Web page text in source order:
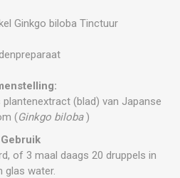
Ginkgo biloba Tinctuur
(blad) van Japanse
(Ginkgo biloba)
Gebruik
of 3 maal daags 20 druppels in
glas water.